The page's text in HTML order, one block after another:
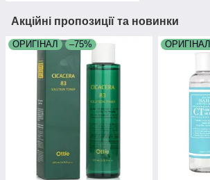
Акційні пропозиції та новинки
ОРИГІНАЛ –75% ОРИГІНАЛ